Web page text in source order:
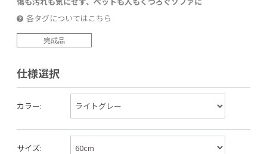
各タグについてはこちら
完成品
仕様選択
カラー:
サイズ: